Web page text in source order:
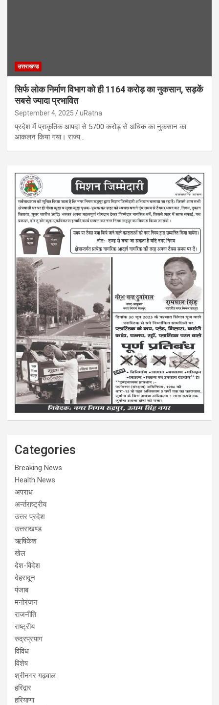
उत्तराखण्ड
सिर्फ लोक निर्माण विभाग को ही 1164 करोड़ का नुकसान, सड़कें
सबसे ज्यादा प्रभावित
September 4, 2025 uRatna
प्रदेश में प्राकृतिक आपदा से 5700 करोड़ से अधिक का नुकसान का
आकलन किया गया। राज्य…
Categories
Breaking News
Health News
अपराध
अर्न्तराष्ट्रीय
उत्तर प्रदेश
उत्तराखण्ड
ऋषिकेश
खेल
देश-विदेश
देहरादून
पंजाब
मनोरंजन
राजनीति
राष्ट्रीय
रुद्रप्रयाग
विविध
विशेष
श्रीनगर गढ़वाल
हरिद्वार
हरियाणा